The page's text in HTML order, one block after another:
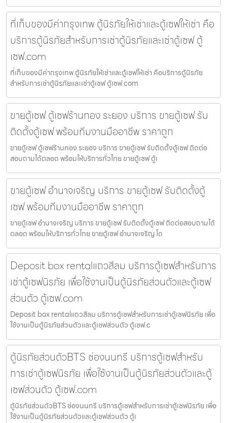
ที่เก็บของมีค่ากรุงเทพ ตู้นิรภัยให้เช่าและตู้เซฟให้เช่า คือ
บริการตู้นิรภัยสำหรับการเช่าตู้นิรภัยและเช่าตู้เซฟ ตู้
เซฟ.com
ที่เก็บของมีค่ากรุงเทพ ตู้นิรภัยให้เช่าและตู้เซฟให้เช่า คือบริการตู้นิรภัย
สำหรับการเช่าตู้นิรภัยและเช่าตู้เซฟ ตู้เซฟ.com
ขายตู้เซฟ ตู้เซฟร้านทอง ระยอง บริการ ขายตู้เซฟ รับ
ติดตั้งตู้เซฟ พร้อมทีมงานมืออาชีพ ราคาถูก
ขายตู้เซฟ ตู้เซฟร้านทอง ระยอง บริการ ขายตู้เซฟ รับติดตั้งตู้เซฟ ติดต่อ
สอบถามได้ตลอด พร้อมให้บริการทั่วไทย ขายตู้เซฟ ตู้เ
ขายตู้เซฟ อำนาจเจริญ บริการ ขายตู้เซฟ รับติดตั้งตู้
เซฟ พร้อมทีมงานมืออาชีพ ราคาถูก
ขายตู้เซฟ อำนาจเจริญ บริการ ขายตู้เซฟ รับติดตั้งตู้เซฟ ติดต่อสอบถามได้
ตลอด พร้อมให้บริการทั่วไทย ขายตู้เซฟ อำนาจเจริญ โด
Deposit box rentalแถวสีลม บริการตู้เซฟสำหรับการ
เช่าตู้เซฟนิรภัย เพื่อใช้งานเป็นตู้นิรภัยส่วนตัวและตู้เซฟ
ส่วนตัว ตู้เซฟ.com
Deposit box rentalแถวสีลม บริการตู้เซฟสำหรับการเช่าตู้เซฟนิรภัย เพื่อ
ใช้งานเป็นตู้นิรภัยส่วนตัวและตู้เซฟส่วนตัว ตู้เซฟ.c
ตู้นิรภัยส่วนตัวBTS ช่องนนทรี บริการตู้เซฟสำหรับ
การเช่าตู้เซฟนิรภัย เพื่อใช้งานเป็นตู้นิรภัยส่วนตัวและตู้
เซฟส่วนตัว ตู้เซฟ.com
ตู้นิรภัยส่วนตัวBTS ช่องนนทรี บริการตู้เซฟสำหรับการเช่าตู้เซฟนิรภัย เพื่อ
ใช้งานเป็นตู้นิรภัยส่วนตัวและตู้เซฟส่วนตัว ตู้เ